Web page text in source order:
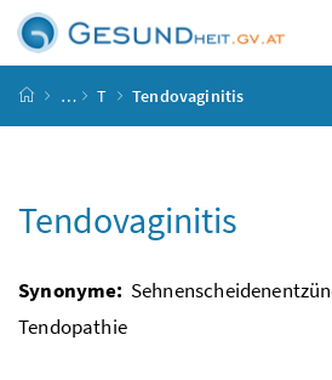
Zum Inhalt
Zum Hauptmenü
Zum Untermenü
Zur Suche
Startseite
… T Tendovaginitis
Tendovaginitis
Synonyme:
Tendopathie